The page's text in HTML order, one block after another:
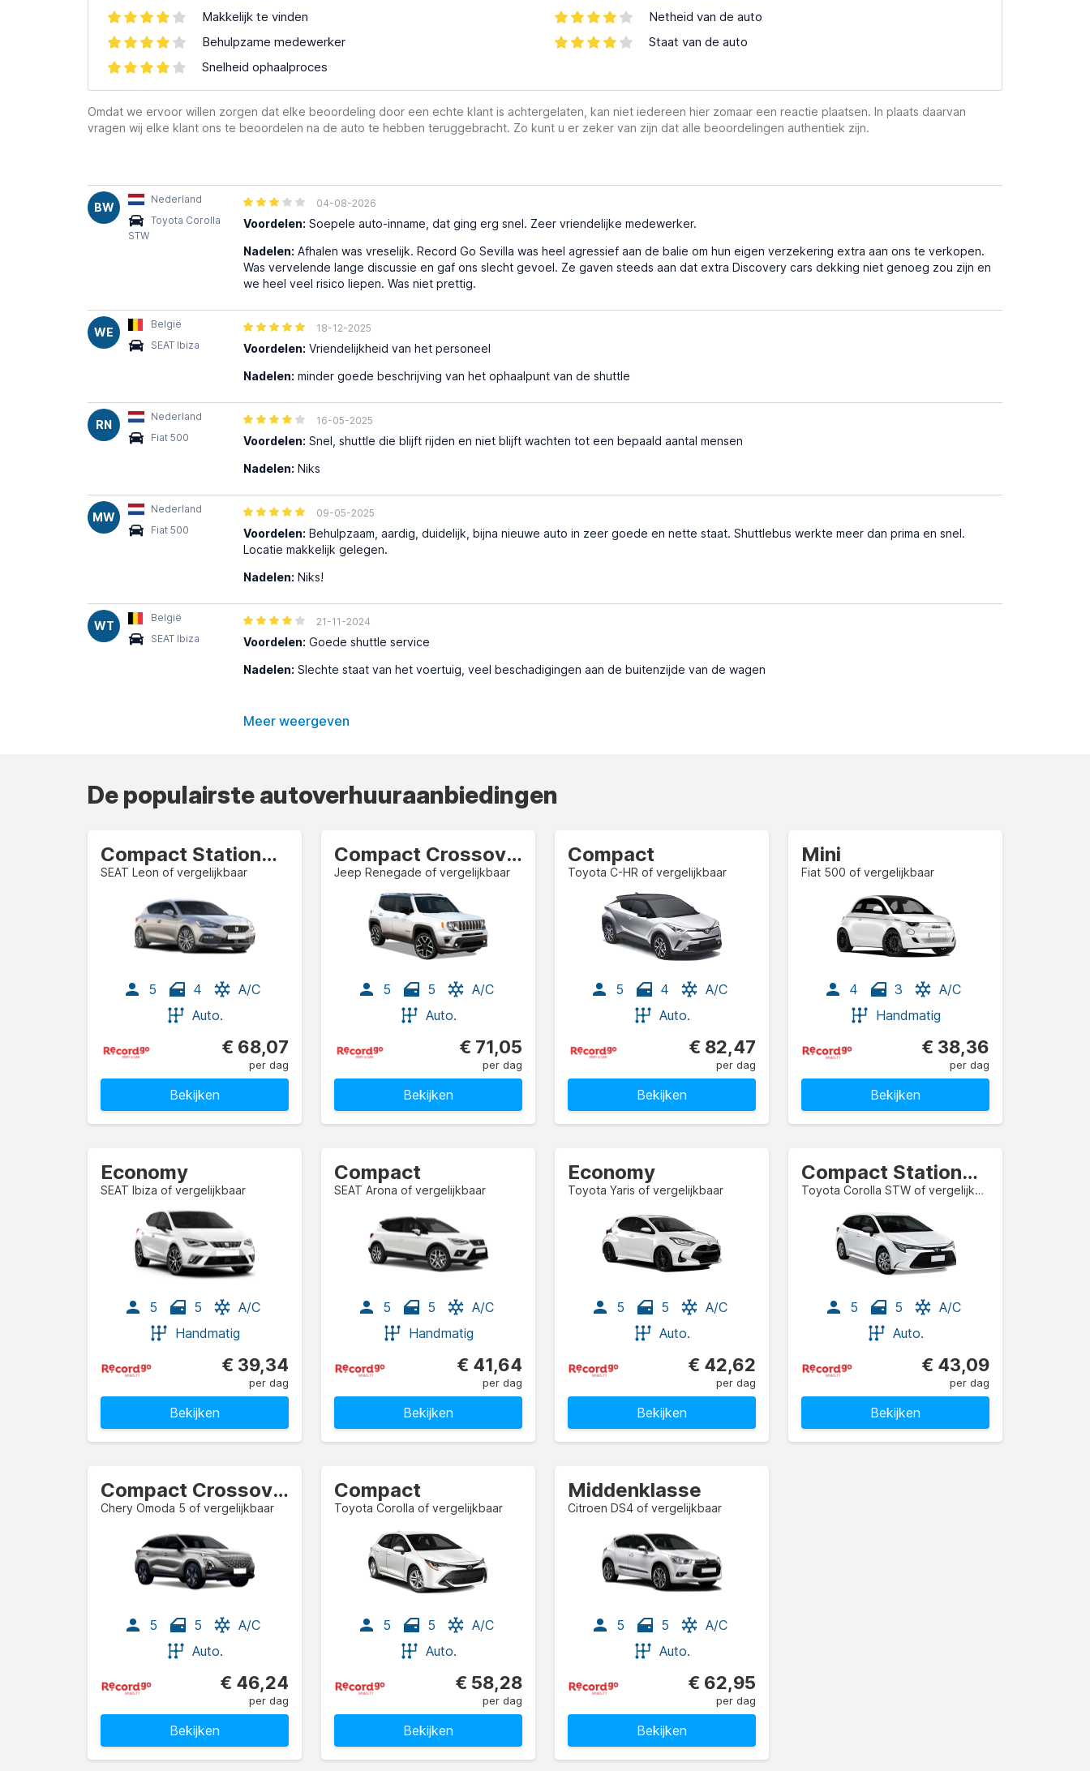
Makkelijk te vinden
Behulpzame medewerker
Snelheid ophaalproces
Netheid van de auto
Staat van de auto
Omdat we ervoor willen zorgen dat elke beoordeling door een echte klant is achtergelaten, kan niet iedereen hier zomaar een reactie plaatsen. In plaats daarvan
vragen wij elke klant ons te beoordelen na de auto te hebben teruggebracht. Zo kunt u er zeker van zijn dat alle beoordelingen authentiek zijn.
BW
Nederland
Toyota Corolla
STW
04-08-2026
Voordelen: Soepele auto-inname, dat ging erg snel. Zeer vriendelijke medewerker.
Nadelen: Afhalen was vreselijk. Record Go Sevilla was heel agressief aan de balie om hun eigen verzekering extra aan ons te verkopen.
Was vervelende lange discussie en gaf ons slecht gevoel. Ze gaven steeds aan dat extra Discovery cars dekking niet genoeg zou zijn en
we heel veel risico liepen. Was niet prettig.
WE
België
SEAT Ibiza
18-12-2025
Voordelen: Vriendelijkheid van het personeel
Nadelen: minder goede beschrijving van het ophaalpunt van de shuttle
RN
Nederland
Fiat 500
16-05-2025
Voordelen: Snel, shuttle die blijft rijden en niet blijft wachten tot een bepaald aantal mensen
Nadelen: Niks
MW
Nederland
Fiat 500
09-05-2025
Voordelen: Behulpzaam, aardig, duidelijk, bijna nieuwe auto in zeer goede en nette staat. Shuttlebus werkte meer dan prima en snel.
Locatie makkelijk gelegen.
Nadelen: Niks!
WT
België
SEAT Ibiza
21-11-2024
Voordelen: Goede shuttle service
Nadelen: Slechte staat van het voertuig, veel beschadigingen aan de buitenzijde van de wagen
Meer weergeven
De populairste autoverhuuraanbiedingen
Compact Stationwagen
SEAT Leon of vergelijkbaar
5 4
A/C
Auto.
€ 68,07
per dag
Bekijken
Compact Crossover
Jeep Renegade of vergelijkbaar
5 5
A/C
Auto.
€ 71,05
per dag
Bekijken
Compact
Toyota C-HR of vergelijkbaar
5 4
A/C
Auto.
€ 82,47
per dag
Bekijken
Mini
Fiat 500 of vergelijkbaar
4 3
A/C
Handmatig
€ 38,36
per dag
Bekijken
Economy
SEAT Ibiza of vergelijkbaar
5 5
A/C
Handmatig
€ 39,34
per dag
Bekijken
Compact
SEAT Arona of vergelijkbaar
5 5
A/C
Handmatig
€ 41,64
per dag
Bekijken
Economy
Toyota Yaris of vergelijkbaar
5 5
A/C
Auto.
€ 42,62
per dag
Bekijken
Compact Stationwagen
Toyota Corolla STW of vergelijkbaar
5 5
A/C
Auto.
€ 43,09
per dag
Bekijken
Compact Crossover
Chery Omoda 5 of vergelijkbaar
5 5
A/C
Auto.
€ 46,24
per dag
Bekijken
Compact
Toyota Corolla of vergelijkbaar
5 5
A/C
Auto.
€ 58,28
per dag
Bekijken
Middenklasse
Citroen DS4 of vergelijkbaar
5 5
A/C
Auto.
€ 62,95
per dag
Bekijken